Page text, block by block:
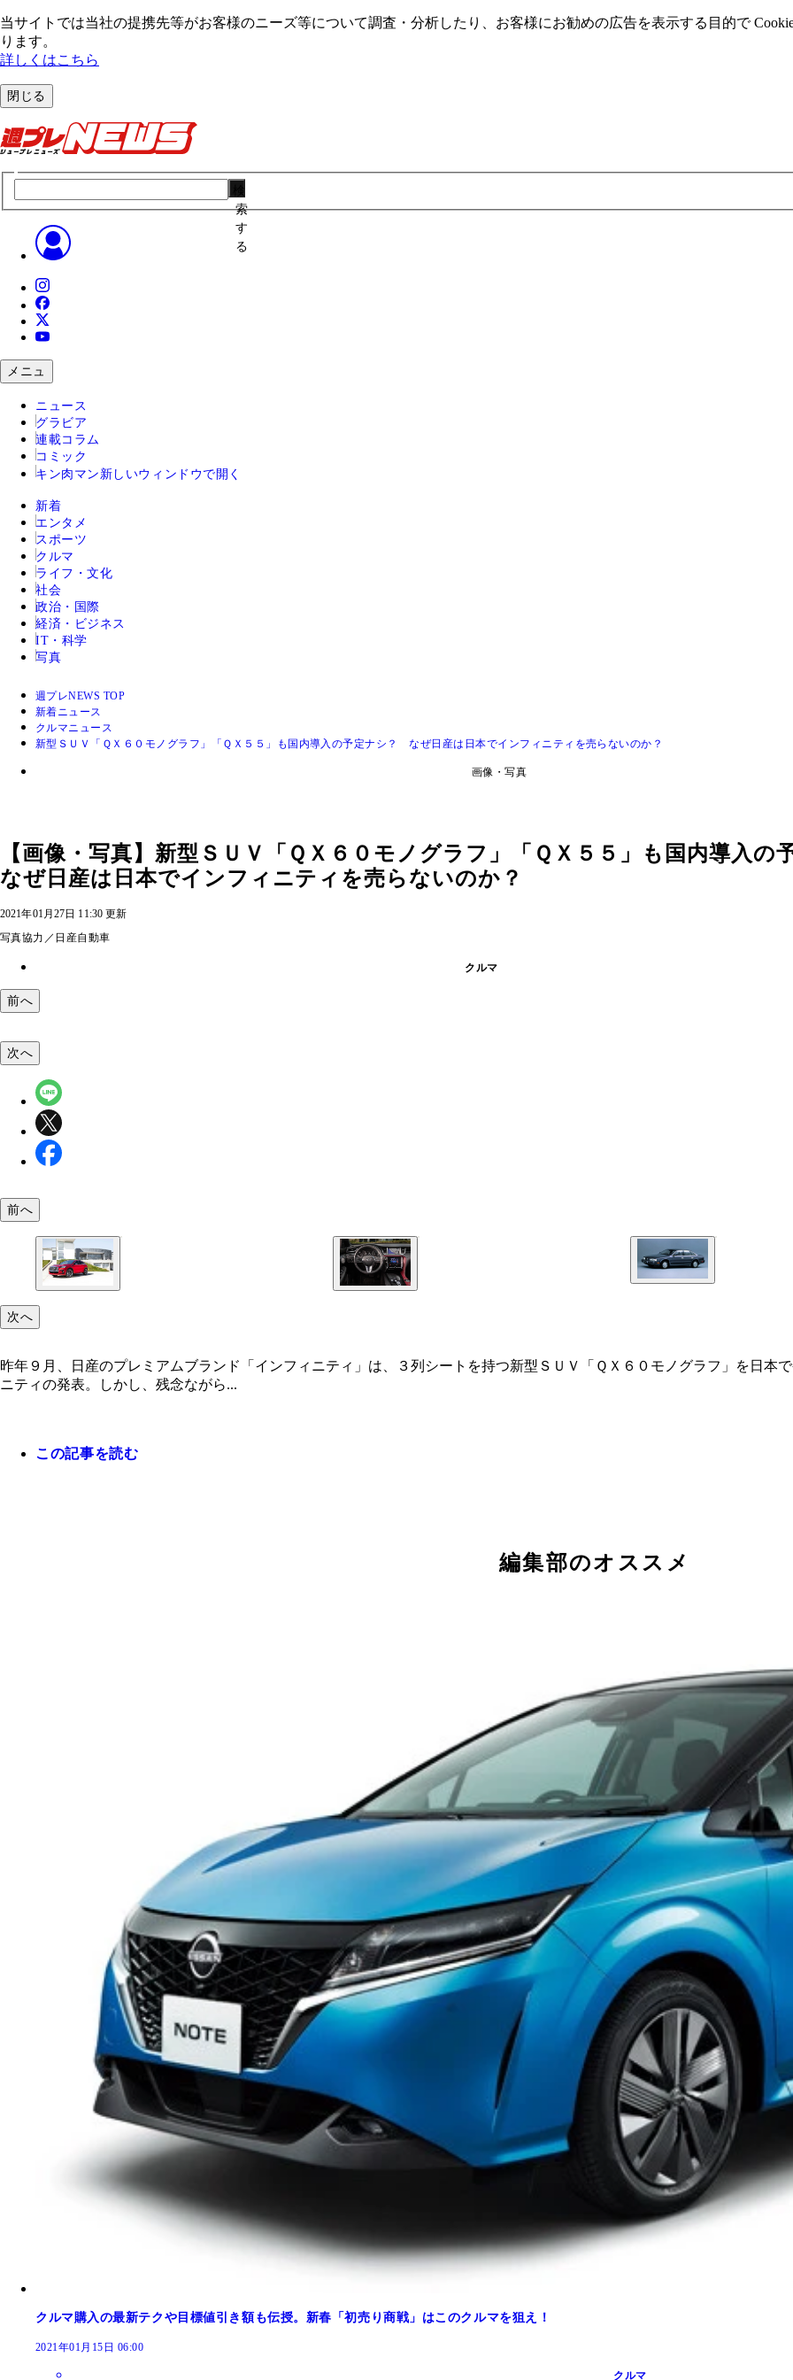
当サイトでは当社の提携先等がお客様のニーズ等について調査・分析したり、お客様にお勧めの広告を表⽰する⽬的で
ります。
詳しくはこちら
閉じる
索
す
る
メニュ
ニュース
グラビア
連載コラム
コミック
キン肉マン 新しいウィンドウで開く
新着
エンタメ
スポーツ
クルマ
ライフ・文化
社会
政治・国際
経済・ビジネス
IT・科学
写真
週プレNEWS TOP
新着ニュース
クルマニュース
新型ＳＵＶ「ＱＸ６０モノグラフ」「ＱＸ５５」も国内導入の予定ナシ？ なぜ日産は日本でインフィニティを売らないのか？
画像・写真
【画像・写真】新型ＳＵＶ「ＱＸ６０モノグラフ」「ＱＸ５５」も国内導入
なぜ日産は日本でインフィニティを売らないのか？
2021年01月27日 11:30 更新
写真協力／日産自動車
クルマ
前へ
昨年１１月にワールドプレミアされた新型ＳＵＶクーペのインフィニティ「ＱＸ５５」。まるでクーペのような
室内で目を引くのは、上側８インチ、下側７インチの高解像度モニター
１９８９年に日産から発売された「インフィニティＱ４５」。１８金製やダイヤの鍵も用意。価格は５２０万～６
昨年９月、日産のプレミアムブランド「インフィニティ」は、３列シートを持つ新型ＳＵＶ「ＱＸ６０モノグラ
次へ
前へ
次へ
昨年９月、日産のプレミアムブランド「インフィニティ」は、３列シートを持つ新型ＳＵＶ「ＱＸ６０モノグラフ」を日本
ニティの発表。しかし、残念ながら...
この記事を読む
編集部のオススメ
クルマ購入の最新テクや目標値引き額も伝授。新春「初売り商戦」はこのクルマを狙え！
2021年01月15日 06:00
クルマ